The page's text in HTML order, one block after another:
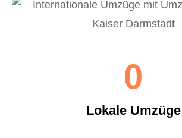
Lokale Umzüge
0